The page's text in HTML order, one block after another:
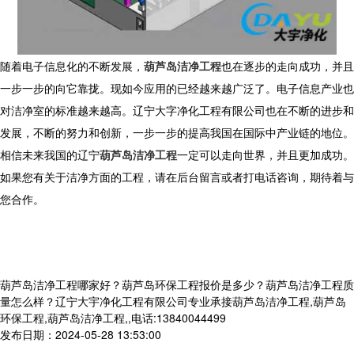
随着电子信息化的不断发展， 葫芦岛洁净工程也在逐步的走向成功，并且
一步一步的向它靠拢。现如今应用的已经越来越广泛了。电子信息产业也
对洁净室的标准越来越高。辽宁大字净化工程有限公司也在不断的进步和
发展，不断的努力和创新，一步一步的提高我国在国际中产业链的地位。
相信未来我国的辽宁葫芦岛洁净工程一定可以走向世界，并且更加成功。
如果您有关于洁净方面的工程，请在后台留言或者打电话咨询，期待着与
您合作。
葫芦岛洁净工程哪家好？葫芦岛环保工程报价是多少？葫芦岛洁净工程质
量怎么样？辽宁大宇净化工程有限公司专业承接葫芦岛洁净工程,葫芦岛
环保工程,葫芦岛洁净工程,,电话:13840044499
发布日期：2024-05-28 13:53:00